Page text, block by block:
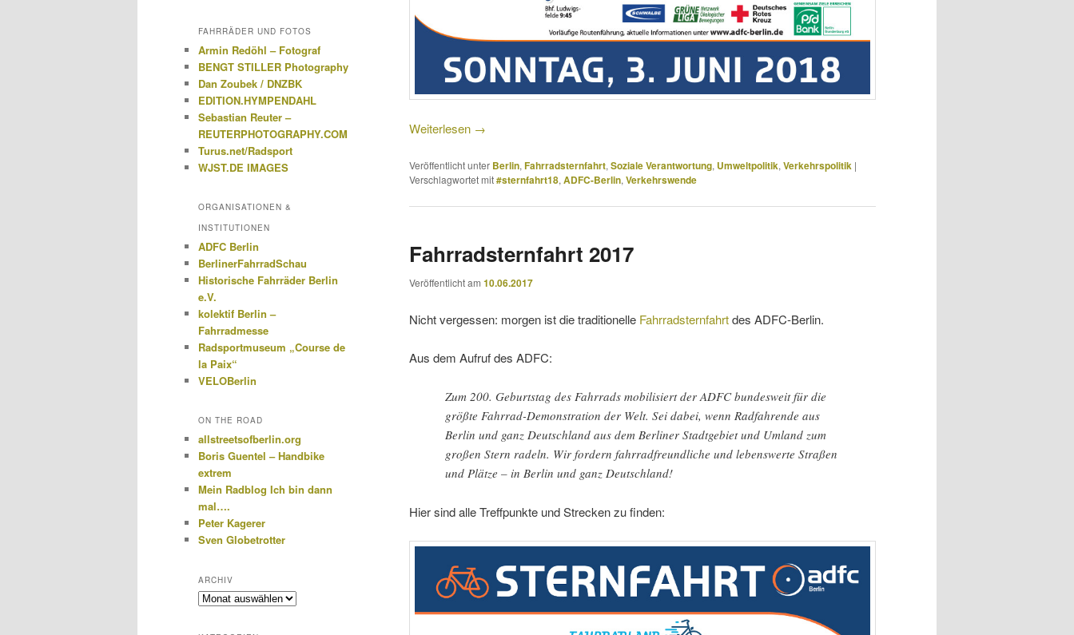
Weiterlesen →
Veröffentlicht unter Berlin, Fahrradsternfahrt, Soziale Verantwortung, Umweltpolitik, Verkehrspolitik |
Verschlagwortet mit#sternfahrt18, ADFC-Berlin, Verkehrswende
Fahrradsternfahrt 2017
Veröffentlicht am 10.06.2017
Nicht vergessen: morgen ist die traditionelle Fahrradsternfahrtdes ADFC-Berlin.
Aus dem Aufruf des ADFC:
Zum 200. Geburtstag des Fahrrads mobilisiert derADFCbundesweit für die
größte Fahrrad-Demonstration der Welt. Sei dabei, wenn Radfahrende aus
Berlin und ganz Deutschland aus dem Berliner Stadtgebiet und Umland zum
großen Stern radeln. Wir fordern fahrradfreundliche und lebenswerte Straßen
und Plätze – in Berlin und ganz Deutschland!
Hier sind alle Treffpunkte und Strecken zu finden:
FAHRRÄDER UND FOTOS
Armin Redöhl – Fotograf
BENGT STILLER Photography
Dan Zoubek / DNZBK
EDITION.HYMPENDAHL
Sebastian Reuter –
REUTERPHOTOGRAPHY.COM
Turus.net/Radsport
WJST.DE IMAGES
ORGANISATIONEN &
INSTITUTIONEN
ADFC Berlin
BerlinerFahrradSchau
Historische Fahrräder Berlin
e.V.
kolektif Berlin –
Fahrradmesse
Radsportmuseum „Course de
la Paix“
VELOBerlin
ON THE ROAD
allstreetsofberlin.org
Boris Guentel – Handbike
extrem
Mein Radblog Ich bin dann
mal….
Peter Kagerer
Sven Globetrotter
ARCHIV
Archiv